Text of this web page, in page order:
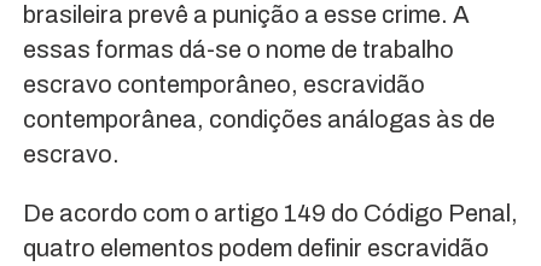
brasileira prevê a punição a esse crime. A
essas formas dá-se o nome de trabalho
escravo contemporâneo, escravidão
contemporânea, condições análogas às de
escravo.
De acordo com o artigo 149 do Código Penal,
quatro elementos podem definir escravidão